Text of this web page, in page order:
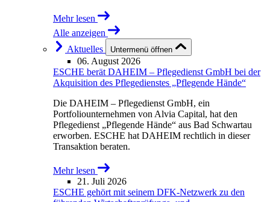
Mehr lesen
Alle anzeigen
Aktuelles
Untermenü öffnen
06. August 2026
ESCHE berät DAHEIM – Pflegedienst GmbH bei der
Akquisition des Pflegedienstes „Pflegende Hände“
Die DAHEIM – Pflegedienst GmbH, ein
Portfoliounternehmen von Alvia Capital, hat den
Pflegedienst „Pflegende Hände“ aus Bad Schwartau
erworben. ESCHE hat DAHEIM rechtlich in dieser
Transaktion beraten.
Mehr lesen
21. Juli 2026
ESCHE gehört mit seinem DFK-Netzwerk zu den